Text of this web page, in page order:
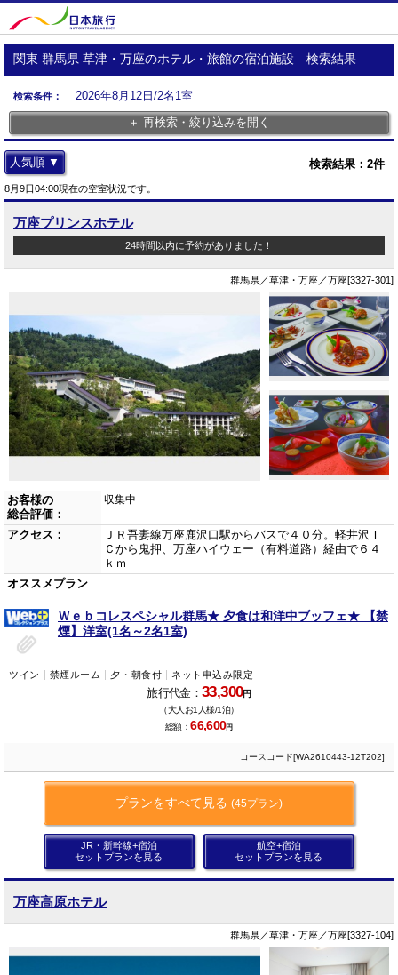
関東 群馬県 草津・万座のホテル・旅館の宿泊施設 検索結果
検索条件：
2026年8月12日/2名1室
＋ 再検索・絞り込みを開く
検索結果： 2件
人気順 ▼
8月9日04:00現在の空室状況です。
万座プリンスホテル
24時間以内に予約がありました！
群馬県／草津・万座／万座[3327-301]
お客様の
総合評価：
収集中
アクセス：
ＪＲ吾妻線万座鹿沢口駅からバスで４０分。軽井沢Ｉ
Ｃから鬼押、万座ハイウェー（有料道路）経由で６４
ｋｍ
オススメプラン
Ｗｅｂコレスペシャル群馬★ 夕食は和洋中ブッフェ★ 【禁
煙】洋室(1名～2名1室)
ツイン 禁煙ルーム 夕・朝食付 ネット申込み限定
旅行代金：33,300円
（大人お1人様/1泊）
総額：66,600円
コースコード[WA2610443-12T202]
プランをすべて見る (45プラン)
JR・新幹線+宿泊
セットプランを見る
航空+宿泊
セットプランを見る
万座高原ホテル
群馬県／草津・万座／万座[3327-104]